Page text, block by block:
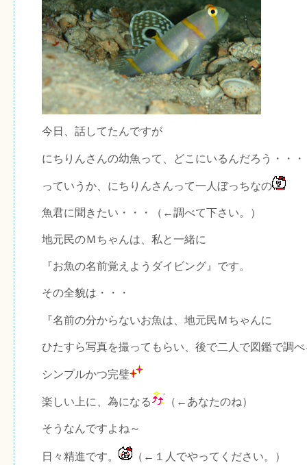
今日、話してたんですが
にちりんさんの幼魚って、どこにいるんだろう・・・
っていうか、にちりんさんって一人ぼっちなの
魚君に聞きたい・・・（←調べて下さい。）
地元民のＭちゃんは、私と一緒に
『お魚の名前覚えようダイビング』です。
その全貌は・・・
『名前の分からないお魚は、地元民Ｍちゃんに
ひたすら写真を撮ってもらい、後で二人で図鑑で調
シンプルかつ完璧
楽しい上に、為になる （←あなたのね）
そうなんですよね～
日々精進です。 （←１人でやってください。）